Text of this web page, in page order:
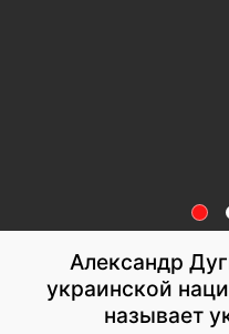
Александр
украинской
называет